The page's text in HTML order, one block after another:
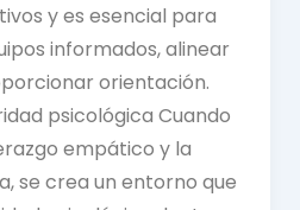
y es esencial para
informados, alinear
orientación.
psicológica Cuando
empático y la
se crea un entorno que